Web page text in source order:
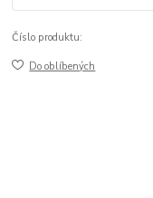
Číslo produktu:
Do oblíbených